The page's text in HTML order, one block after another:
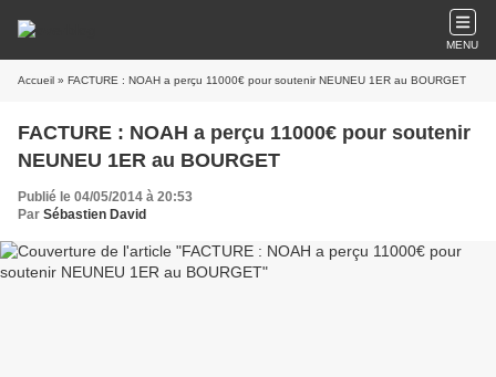
MENU
Accueil » FACTURE : NOAH a perçu 11000€ pour soutenir NEUNEU 1ER au BOURGET
FACTURE : NOAH a perçu 11000€ pour soutenir
NEUNEU 1ER au BOURGET
Publié le 04/05/2014 à 20:53
Par Sébastien David